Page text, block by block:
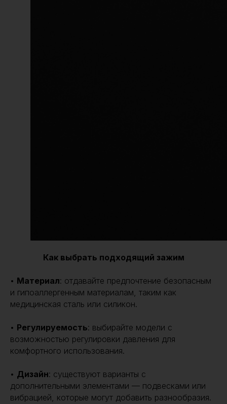
Как выбрать подходящий зажим
• Материал: отдавайте предпочтение безопасным
и гипоаллергенным материалам, таким как
медицинская сталь или силикон.
• Регулируемость: выбирайте модели с
возможностью регулировки давления для
комфортного использования.
• Дизайн: существуют варианты с
дополнительными элементами — подвесками или
вибрацией, которые могут добавить разнообразия.